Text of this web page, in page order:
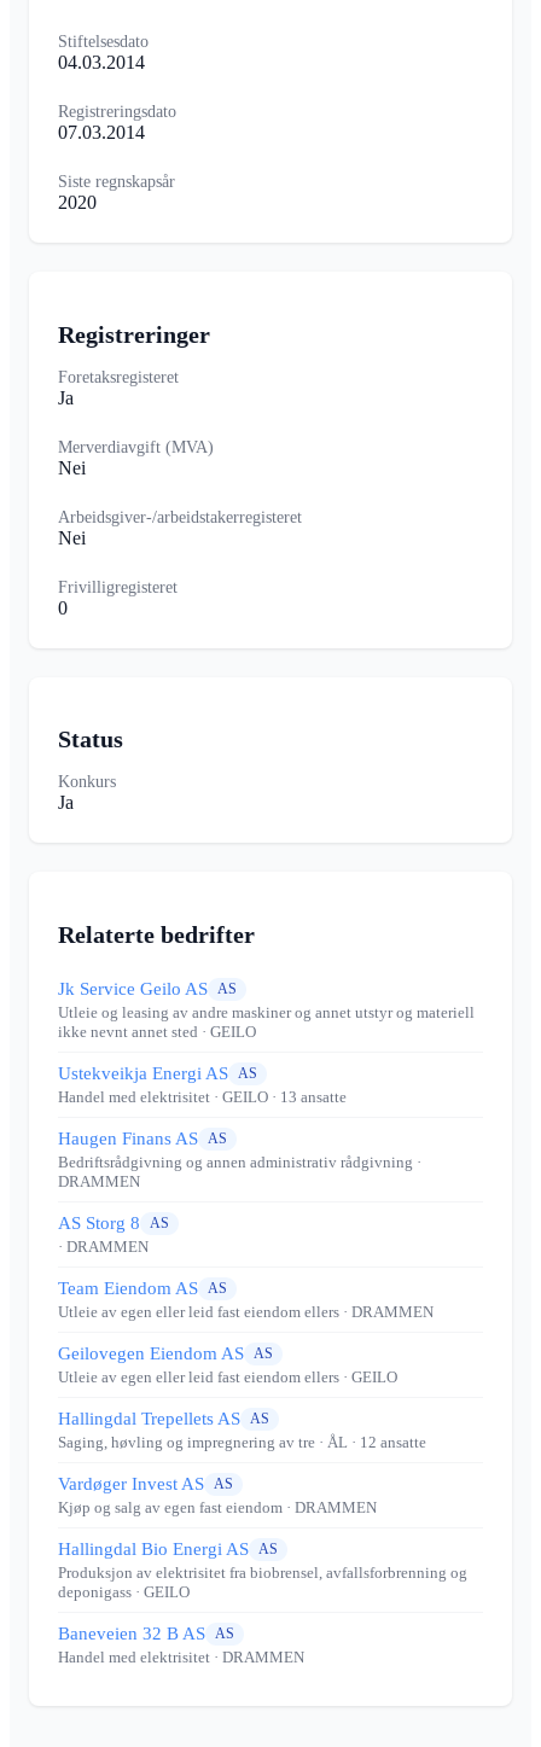
Stiftelsesdato
04.03.2014
Registreringsdato
07.03.2014
Siste regnskapsår
2020
Registreringer
Foretaksregisteret
Ja
Merverdiavgift (MVA)
Nei
Arbeidsgiver-/arbeidstakerregisteret
Nei
Frivilligregisteret
0
Status
Konkurs
Ja
Relaterte bedrifter
Jk Service Geilo AS AS
Utleie og leasing av andre maskiner og annet utstyr og materiell
ikke nevnt annet sted · GEILO
Ustekveikja Energi AS AS
Handel med elektrisitet · GEILO · 13 ansatte
Haugen Finans AS AS
Bedriftsrådgivning og annen administrativ rådgivning ·
DRAMMEN
AS Storg 8 AS
· DRAMMEN
Team Eiendom AS AS
Utleie av egen eller leid fast eiendom ellers · DRAMMEN
Geilovegen Eiendom AS AS
Utleie av egen eller leid fast eiendom ellers · GEILO
Hallingdal Trepellets AS AS
Saging, høvling og impregnering av tre · ÅL · 12 ansatte
Vardøger Invest AS AS
Kjøp og salg av egen fast eiendom · DRAMMEN
Hallingdal Bio Energi AS AS
Produksjon av elektrisitet fra biobrensel, avfallsforbrenning og
deponigass · GEILO
Baneveien 32 B AS AS
Handel med elektrisitet · DRAMMEN